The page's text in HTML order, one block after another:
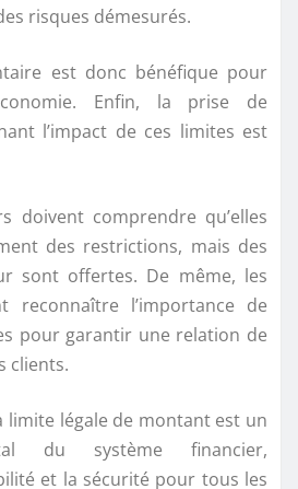
risques démesurés.
est donc bénéfique pour
Enfin, la prise de
l’impact de ces limites est
doivent comprendre qu’elles
des restrictions, mais des
sont offertes. De même, les
reconnaître l’importance de
pour garantir une relation de
clients.
limite légale de montant est un
du système financier,
et la sécurité pour tous les